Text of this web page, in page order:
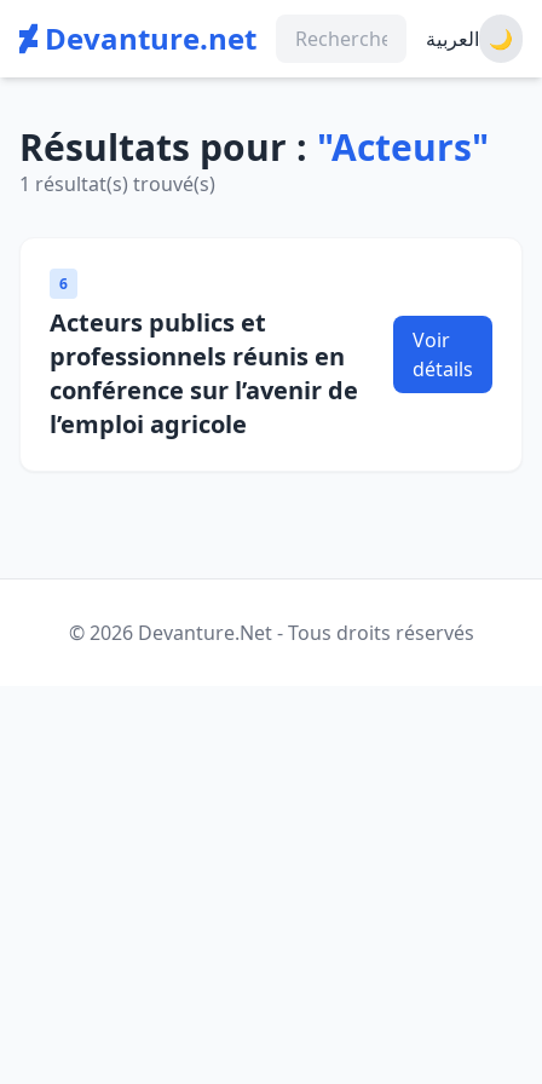
Devanture.net العربية 🌙
Résultats pour : "Acteurs"
1 résultat(s) trouvé(s)
6
Acteurs publics et
professionnels réunis en
conférence sur l’avenir de
l’emploi agricole
Voir
détails
© 2026 Devanture.Net - Tous droits réservés